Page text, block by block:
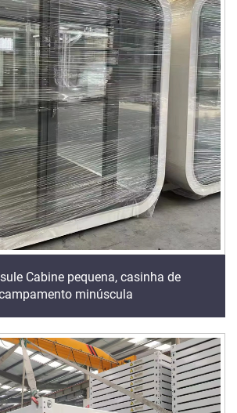
Cabine pequena, casinha de
minúscula